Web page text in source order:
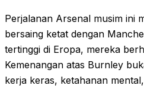
Perjalanan Arsenal musim ini
bersaing ketat dengan
tertinggi di Eropa, mereka
Kemenangan atas Burnley
kerja keras, ketahanan